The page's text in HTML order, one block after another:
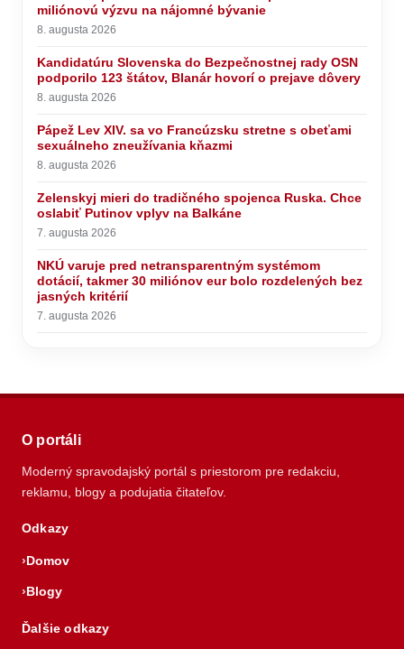
miliónovú výzvu na nájomné bývanie
8. augusta 2026
Kandidatúru Slovenska do Bezpečnostnej rady OSN
podporilo 123 štátov, Blanár hovorí o prejave dôvery
8. augusta 2026
Pápež Lev XIV. sa vo Francúzsku stretne s obeťami
sexuálneho zneužívania kňazmi
8. augusta 2026
Zelenskyj mieri do tradičného spojenca Ruska. Chce
oslabiť Putinov vplyv na Balkáne
7. augusta 2026
NKÚ varuje pred netransparentným systémom
dotácií, takmer 30 miliónov eur bolo rozdelených bez
jasných kritérií
7. augusta 2026
O portáli
Moderný spravodajský portál s priestorom pre redakciu,
reklamu, blogy a podujatia čitateľov.
Odkazy
Domov
Blogy
Ďalšie odkazy